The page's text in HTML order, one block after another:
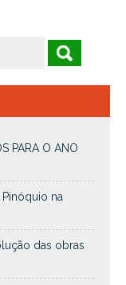
PARA O ANO
na
das obras